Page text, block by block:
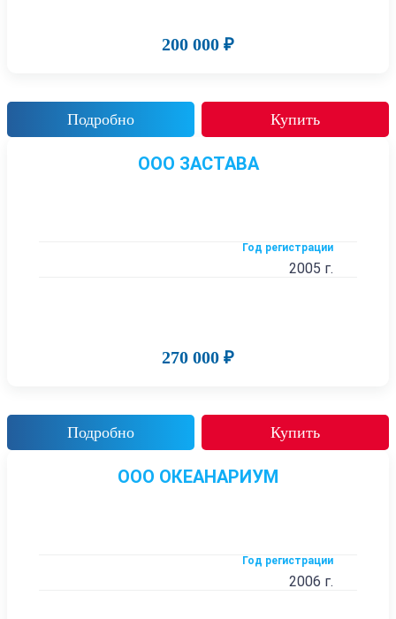
200 000 ₽
Подробно Купить
ООО ЗАСТАВА
Год регистрации
2005 г.
270 000 ₽
Подробно Купить
ООО ОКЕАНАРИУМ
Год регистрации
2006 г.